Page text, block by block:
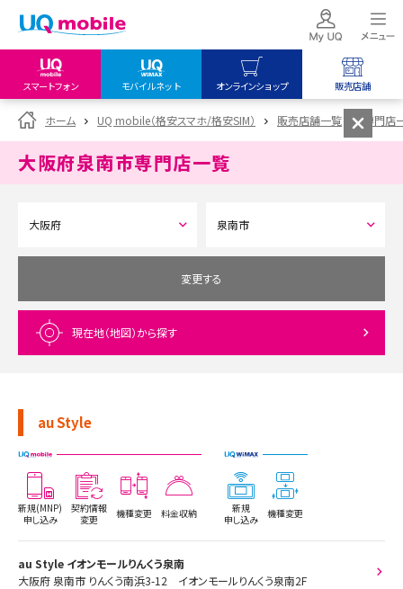
スマートフォン モバイルネット オンラインショップ 販売店舗
my UQ WiMAX
UQ WiMAX ご契約の方
My UQ mobile
データチャージサイト
UQ mobile
オンラインショップ
UQ WiMAX
UQ mobile
販売店舗
UQ WiMAX
ホーム UQ mobile（格安スマホ/格安SIM） 販売店舗一覧 専門店
大阪府泉南市専門店一覧
変更する
現在地（地図）から探す
au Style
新規(MNP)
申し込み
契約情報
変更
機種変更 料金収納
新規
申し込み
機種変更
au Style イオンモールりんくう泉南
大阪府 泉南市 りんくう南浜3-12 イオンモールりんくう泉南2F